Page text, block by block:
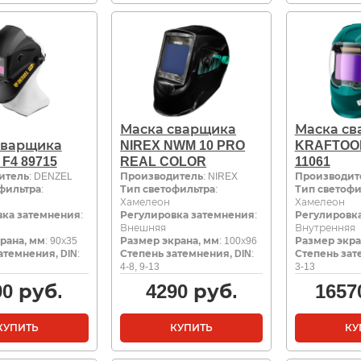
89715
: DENZEL
:
затемнения:
мм: 90х35
DIN :
руб.
Маска сварщика
NIREX NWM 10 PRO
REAL COLOR
Производитель: NIREX
Тип светофильтра:
Хамелеон
Регулировка затемнения:
Внешняя
Размер экрана, мм: 100х96
Степень затемнения, DIN :
4-8, 9-13
4290руб.
КУПИТЬ
Маска
11061
Тип
Хамелеон
Внутренняя
Размер
Степень
3-13